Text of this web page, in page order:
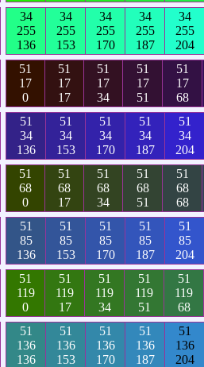
34
255
136
34
255
153
34
255
170
34
255
187
34
255
204
51
17
0
51
17
17
51
17
34
51
17
51
51
17
68
51
34
136
51
34
153
51
34
170
51
34
187
51
34
204
51
68
0
51
68
17
51
68
34
51
68
51
51
68
68
51
85
136
51
85
153
51
85
170
51
85
187
51
85
204
51
119
0
51
119
17
51
119
34
51
119
51
51
119
68
51
136
136
51
136
153
51
136
170
51
136
187
51
136
204